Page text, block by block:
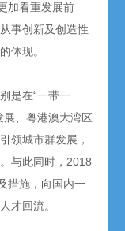
加看重发展前
事创新及创造性
体现。
是在“一带一
展、粤港澳大湾区
领城市群发展，
与此同时，2018
措施，向国内一
才回流。